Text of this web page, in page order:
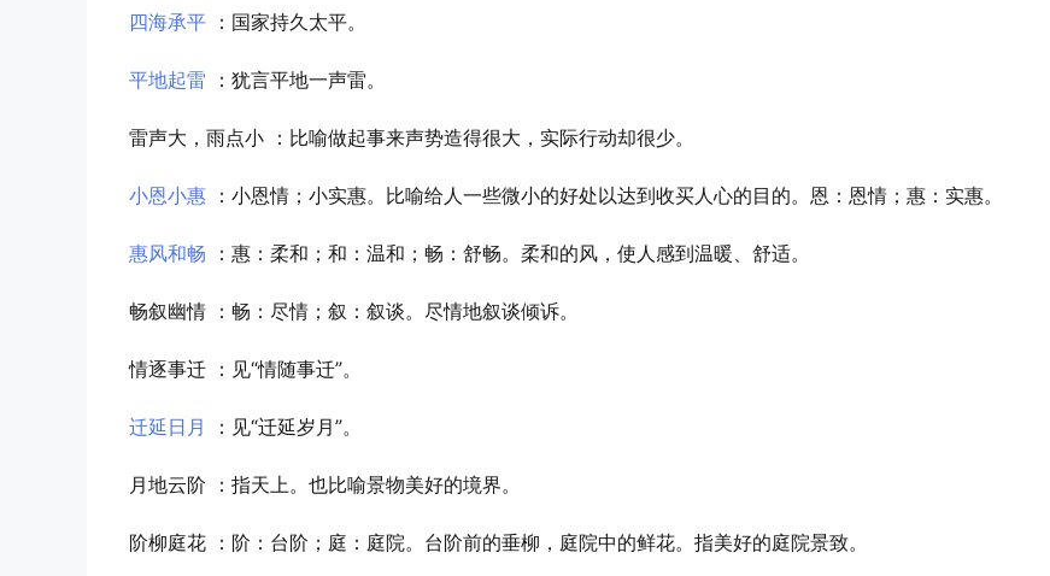
四海承平 ：国家持久太平。
平地起雷 ：犹言平地一声雷。
雷声大，雨点小 ：比喻做起事来声势造得很大，实际行动却很少。
小恩小惠 ：小恩情；小实惠。比喻给人一些微小的好处以达到收买人心的目的。恩：恩情；惠：实惠。
惠风和畅 ：惠：柔和；和：温和；畅：舒畅。柔和的风，使人感到温暖、舒适。
畅叙幽情 ：畅：尽情；叙：叙谈。尽情地叙谈倾诉。
情逐事迁 ：见“情随事迁”。
迁延日月 ：见“迁延岁月”。
月地云阶 ：指天上。也比喻景物美好的境界。
阶柳庭花 ：阶：台阶；庭：庭院。台阶前的垂柳，庭院中的鲜花。指美好的庭院景致。